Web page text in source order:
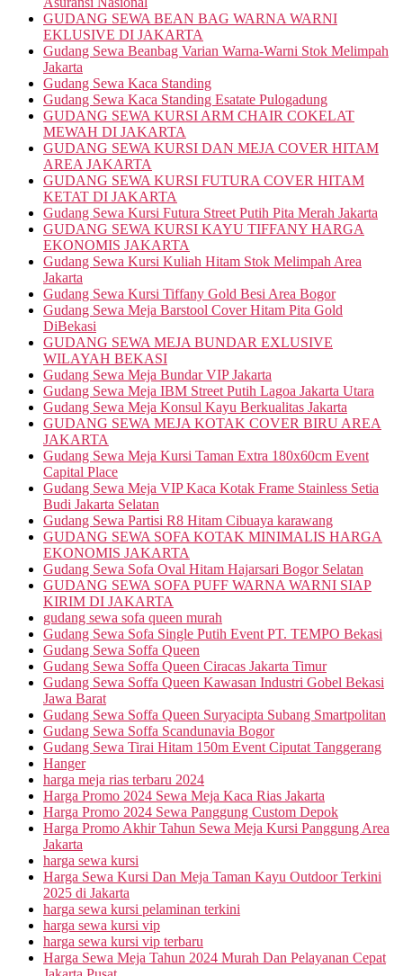
GUDANG SEWA BEAN BAG WARNA WARNI
EKLUSIVE DI JAKARTA
Gudang Sewa Beanbag Varian Warna-Warni Stok Melimpah
Jakarta
Gudang Sewa Kaca Standing
Gudang Sewa Kaca Standing Esatate Pulogadung
GUDANG SEWA KURSI ARM CHAIR COKELAT
MEWAH DI JAKARTA
GUDANG SEWA KURSI DAN MEJA COVER HITAM
AREA JAKARTA
GUDANG SEWA KURSI FUTURA COVER HITAM
KETAT DI JAKARTA
Gudang Sewa Kursi Futura Street Putih Pita Merah Jakarta
GUDANG SEWA KURSI KAYU TIFFANY HARGA
EKONOMIS JAKARTA
Gudang Sewa Kursi Kuliah Hitam Stok Melimpah Area
Jakarta
Gudang Sewa Kursi Tiffany Gold Besi Area Bogor
Gudang Sewa Meja Barstool Cover Hitam Pita Gold
DiBekasi
GUDANG SEWA MEJA BUNDAR EXLUSIVE
WILAYAH BEKASI
Gudang Sewa Meja Bundar VIP Jakarta
Gudang Sewa Meja IBM Street Putih Lagoa Jakarta Utara
Gudang Sewa Meja Konsul Kayu Berkualitas Jakarta
GUDANG SEWA MEJA KOTAK COVER BIRU AREA
JAKARTA
Gudang Sewa Meja Kursi Taman Extra 180x60cm Event
Capital Place
Gudang Sewa Meja VIP Kaca Kotak Frame Stainless Setia
Budi Jakarta Selatan
Gudang Sewa Partisi R8 Hitam Cibuaya karawang
GUDANG SEWA SOFA KOTAK MINIMALIS HARGA
EKONOMIS JAKARTA
Gudang Sewa Sofa Oval Hitam Hajarsari Bogor Selatan
GUDANG SEWA SOFA PUFF WARNA WARNI SIAP
KIRIM DI JAKARTA
gudang sewa sofa queen murah
Gudang Sewa Sofa Single Putih Event PT. TEMPO Bekasi
Gudang Sewa Soffa Queen
Gudang Sewa Soffa Queen Ciracas Jakarta Timur
Gudang Sewa Soffa Queen Kawasan Industri Gobel Bekasi
Jawa Barat
Gudang Sewa Soffa Queen Suryacipta Subang Smartpolitan
Gudang Sewa Soffa Scandunavia Bogor
Gudang Sewa Tirai Hitam 150m Event Ciputat Tanggerang
Hanger
harga meja rias terbaru 2024
Harga Promo 2024 Sewa Meja Kaca Rias Jakarta
Harga Promo 2024 Sewa Panggung Custom Depok
Harga Promo Akhir Tahun Sewa Meja Kursi Panggung Area
Jakarta
harga sewa kursi
Harga Sewa Kursi Dan Meja Taman Kayu Outdoor Terkini
2025 di Jakarta
harga sewa kursi pelaminan terkini
harga sewa kursi vip
harga sewa kursi vip terbaru
Harga Sewa Meja Tahun 2024 Murah Dan Pelayanan Cepat